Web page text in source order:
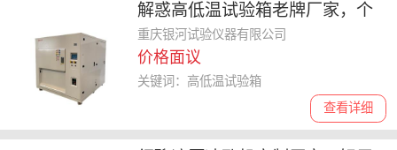
解惑高低温试验箱老牌厂家，个
性化定制产品性价比哪家高
重庆银河试验仪器有限公司
价格面议
查看详细
关键词：高低温试验箱